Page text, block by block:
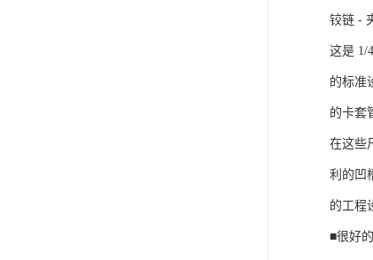
铰链 -
这是 1/
的标准
的卡套
在这些
利的凹
的工程
■很好